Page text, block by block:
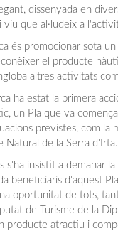
dissenyada en
que al·ludeix a
és promocionar sota
el producte
altres activitats
ha estat la primera
un Pla que va
previstes, com la
Natural de la Serra d'Irta.
s'ha insistit a demanar
beneficiaris d'aquest
oportunitat de tots,
de Turisme de la
producte atractiu i